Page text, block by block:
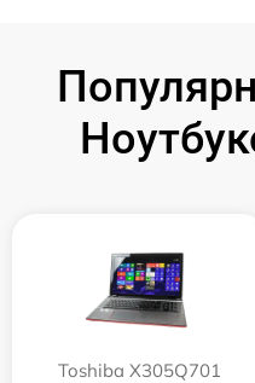
Toshiba X305Q701